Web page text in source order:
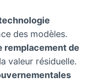
des modèles.
remplacement de
valeur résiduelle.